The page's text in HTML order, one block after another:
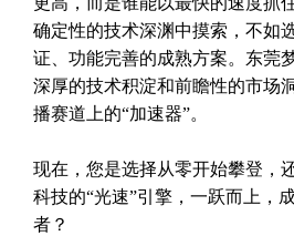
确定性的技术深渊中摸索，不如
证、功能完善的成熟方案。东莞
深厚的技术积淀和前瞻性的市场
播赛道上的“加速器”。
现在，您是选择从零开始攀登，
科技的“光速”引擎，一跃而上，
者？